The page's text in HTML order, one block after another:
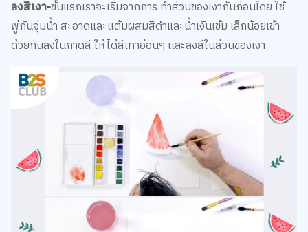
ลงสีเงา-ขั้นแรกเราจะเริ่มจากการ ทำส่วนของเงากันก่อนโดย ใช้
พู่กันจุ่มน้ำ สะอาดและเเต้มผสมสีดำและน้ำเงินเข้ม เล็กน้อยเข้า
ด้วยกันลงในถาดสี​ ให้ได้สีเทาอ่อนๆ​ เเละลงสีในส่วนของเงา